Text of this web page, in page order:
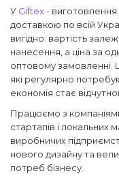
У Giftex- виготовлення
доставкою по всій
вигідно: вартість
нанесення, а ціна за
оптовому замовленні.
які регулярно
економія стає
Працюємо з
стартапів і локальних
виробничих
нового дизайну та
потреб бізнесу.